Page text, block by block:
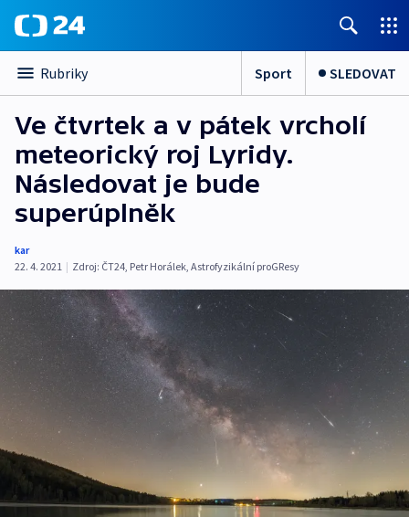
Rubriky Sport SLEDOVAT
Ve čtvrtek a v pátek vrcholí
meteorický roj Lyridy.
Následovat je bude
superúplněk
kar
22. 4. 2021 | Zdroj: ČT24, Petr Horálek, Astrofyzikální proGResy